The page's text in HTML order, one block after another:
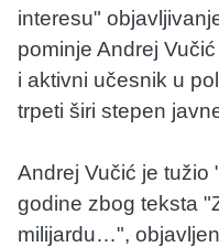
interesu"
pominje Andrej
i aktivni učesnik u
trpeti širi stepen
Andrej Vučić je tužio
godine zbog teksta
milijardu…",